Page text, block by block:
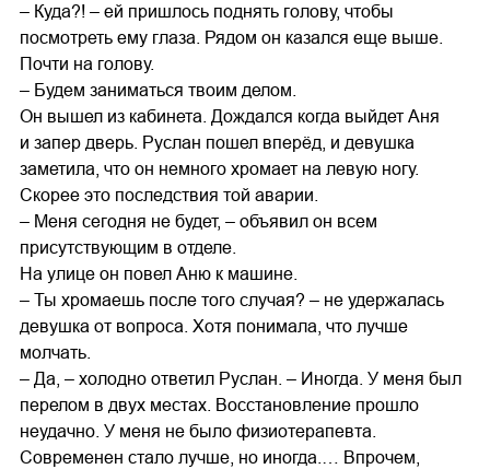
– Куда?! – ей пришлось поднять голову, чтобы
посмотреть ему глаза. Рядом он казался еще выше.
Почти на голову.
– Будем заниматься твоим делом.
Он вышел из кабинета. Дождался когда выйдет Аня
и запер дверь. Руслан пошел вперёд, и девушка
заметила, что он немного хромает на левую ногу.
Скорее это последствия той аварии.
– Меня сегодня не будет, – объявил он всем
присутствующим в отделе.
На улице он повел Аню к машине.
– Ты хромаешь после того случая? – не удержалась
девушка от вопроса. Хотя понимала, что лучше
молчать.
– Да, – холодно ответил Руслан. – Иногда. У меня был
перелом в двух местах. Восстановление прошло
неудачно. У меня не было физиотерапевта.
Современен стало лучше, но иногда.… Впрочем,